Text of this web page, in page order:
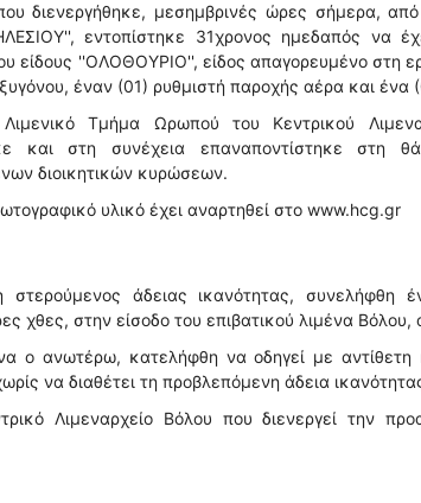
διενεργήθηκε, μεσημβρινές ώρες σήμερα,
εντοπίστηκε 31χρονος ημεδαπός να
είδους ''ΟΛΟΘΟΥΡΙΟ'', είδος απαγορευμένο στη
έναν (01) ρυθμιστή παροχής αέρα και ένα
Τμήμα Ωρωπού του Κεντρικού
και στη συνέχεια επαναποντίστηκε στη
διοικητικών κυρώσεων.
υλικό έχει αναρτηθεί στο www.hcg.gr
στερούμενος άδειας ικανότητας, συνελήφθη
χθες, στην είσοδο του επιβατικού λιμένα
ο ανωτέρω, κατελήφθη να οδηγεί με
να διαθέτει τη προβλεπόμενη άδεια
Λιμεναρχείο Βόλου που διενεργεί την